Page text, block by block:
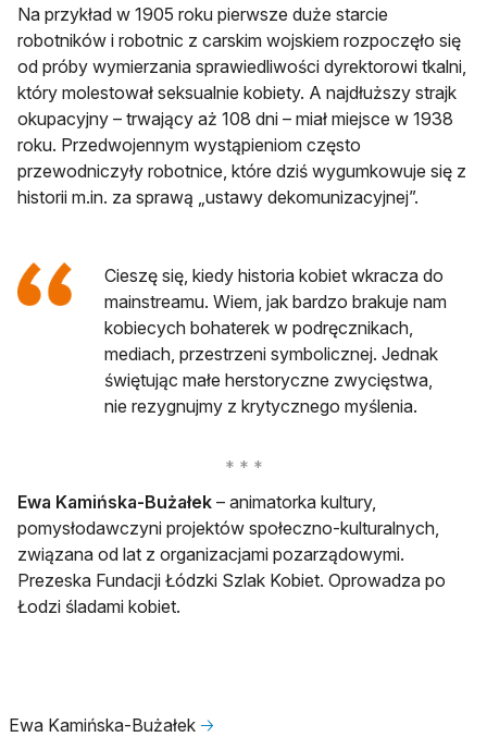
Na przykład w 1905 roku pierwsze duże starcie
robotników i robotnic z carskim wojskiem rozpoczęło się
od próby wymierzania sprawiedliwości dyrektorowi tkalni,
który molestował seksualnie kobiety. A najdłuższy strajk
okupacyjny – trwający aż 108 dni – miał miejsce w 1938
roku. Przedwojennym wystąpieniom często
przewodniczyły robotnice, które dziś wygumkowuje się z
historii m.in. za sprawą „ustawy dekomunizacyjnej”.
Cieszę się, kiedy historia kobiet wkracza do
mainstreamu. Wiem, jak bardzo brakuje nam
kobiecych bohaterek w podręcznikach,
mediach, przestrzeni symbolicznej. Jednak
świętując małe herstoryczne zwycięstwa,
nie rezygnujmy z krytycznego myślenia.
Ewa Kamińska-Bużałek – animatorka kultury,
pomysłodawczyni projektów społeczno-kulturalnych,
związana od lat z organizacjami pozarządowymi.
Prezeska Fundacji Łódzki Szlak Kobiet. Oprowadza po
Łodzi śladami kobiet.
Ewa Kamińska-Bużałek 🡢